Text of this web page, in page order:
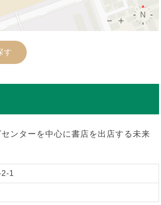
す
ンターを中心に書店を出店する未来
1